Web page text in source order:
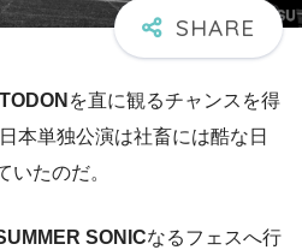
を直に観るチャンスを得
本単独公演は社畜には酷な日
いたのだ。
SONICなるフェスへ行